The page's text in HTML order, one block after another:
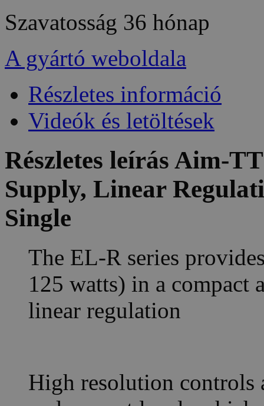
Szavatosság 36 hónap
A gyártó weboldala
Részletes információ
Videók és letöltések
Részletes leírás Aim-
Supply, Linear
Single
The EL-R series
125 watts) in a compact
linear regulation
High resolution controls